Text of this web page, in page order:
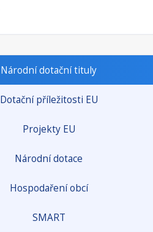
Národní dotační tituly
Dotační příležitosti EU
Projekty EU
Národní dotace
Hospodaření obcí
SMART